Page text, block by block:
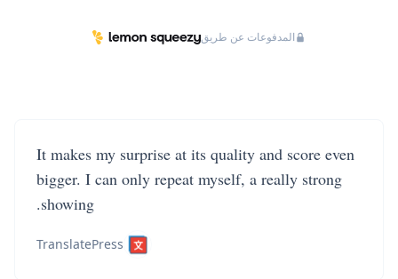
المدفوعات عن طريق
It makes my surprise at its quality and score even
bigger. I can only repeat myself, a really strong
showing.
TranslatePress